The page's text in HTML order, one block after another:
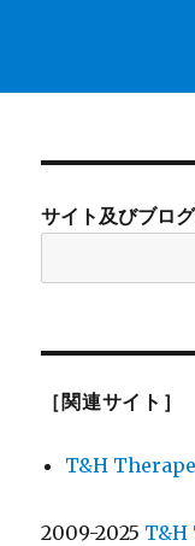
サイト及びブロ
［関連サイト］
T&H
2009-2025 T&H